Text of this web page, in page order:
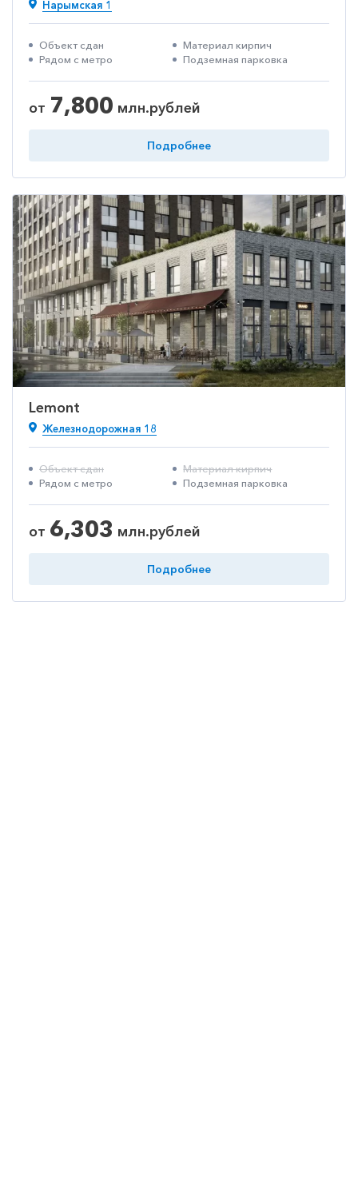
Нарымская 1
Объект сдан
Материал кирпич
Рядом с метро
Подземная парковка
от 7,800 млн.рублей
Подробнее
Lemont
Железнодорожная 18
Объект сдан
Материал кирпич
Рядом с метро
Подземная парковка
от 6,303 млн.рублей
Подробнее